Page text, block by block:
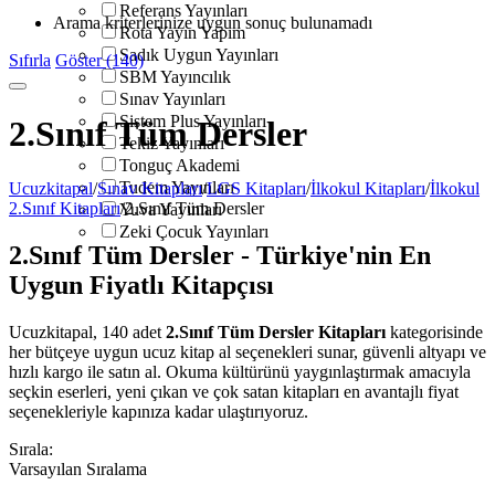
Referans Yayınları
Rota Yayın Yapım
Sadık Uygun Yayınları
SBM Yayıncılık
Sınav Yayınları
Sistem Plus Yayınları
Tekiz Yayınları
Tonguç Akademi
Tudem Yayınları
Yuva Yayınları
Zeki Çocuk Yayınları
Arama kriterlerinize uygun sonuç bulunamadı
Sıfırla Göster (140)
2.Sınıf Tüm Dersler
Ucuzkitapal/Sınav Kitapları/LGS Kitapları/İlkokul Kitapları/İlkokul
2.Sınıf Kitapları/2.Sınıf Tüm Dersler
2.Sınıf Tüm Dersler - Türkiye'nin En
Uygun Fiyatlı Kitapçısı
Ucuzkitapal, 140 adet 2.Sınıf Tüm Dersler Kitapları kategorisinde
her bütçeye uygun ucuz kitap al seçenekleri sunar, güvenli altyapı ve
hızlı kargo ile satın al. Okuma kültürünü yaygınlaştırmak amacıyla
seçkin eserleri, yeni çıkan ve çok satan kitapları en avantajlı fiyat
seçenekleriyle kapınıza kadar ulaştırıyoruz.
Sırala:
Varsayılan Sıralama